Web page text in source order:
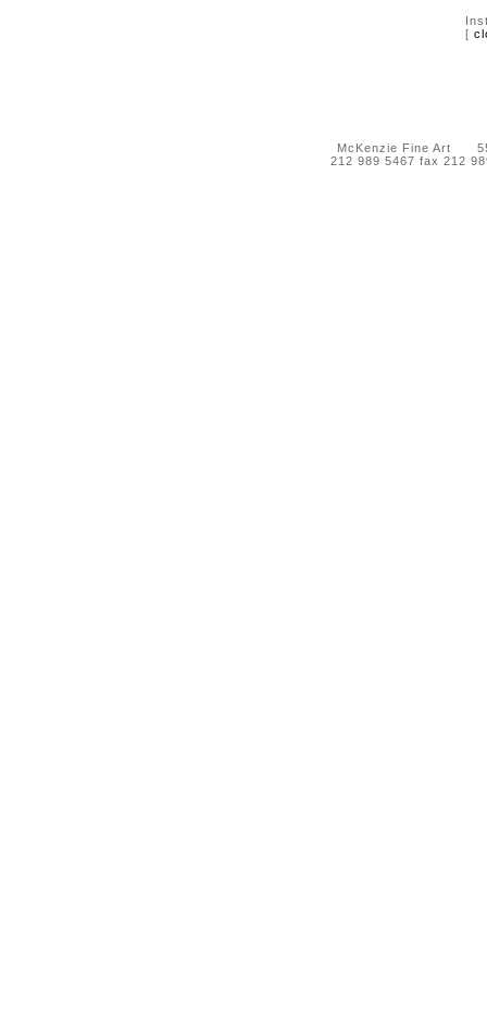
[
McKenzie Fine Art 55
212 989 5467 fax 212